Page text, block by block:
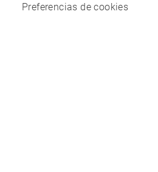
Preferencias de cookies